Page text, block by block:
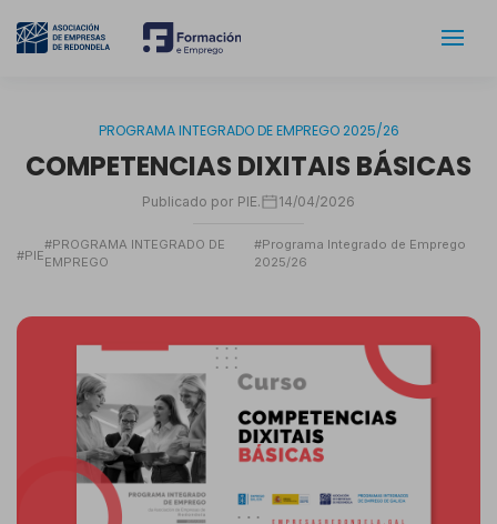
PROGRAMA INTEGRADO DE EMPREGO 2025/26
COMPETENCIAS DIXITAIS BÁSICAS
Publicado por PIE. 14/04/2026
#PIE
#PROGRAMA INTEGRADO DE
EMPREGO
#Programa Integrado de Emprego
2025/26